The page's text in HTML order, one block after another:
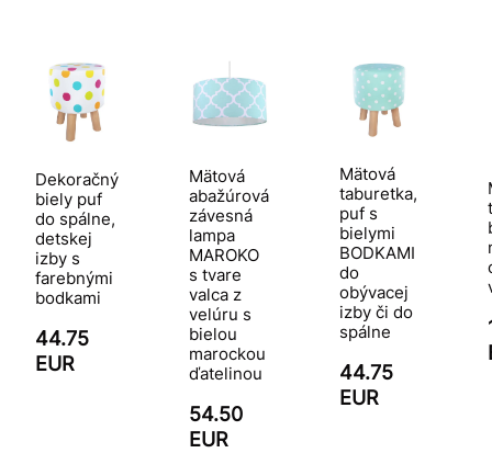
Dekoračný
biely puf
do spálne,
detskej
izby s
farebnými
bodkami
44.75
EUR
Mätová
abažúrová
závesná
lampa
MAROKO
s tvare
valca z
velúru s
bielou
marockou
ďatelinou
54.50
EUR
Mätová
taburetka,
puf s
bielymi
BODKAMI
do
obývacej
izby či do
spálne
44.75
EUR